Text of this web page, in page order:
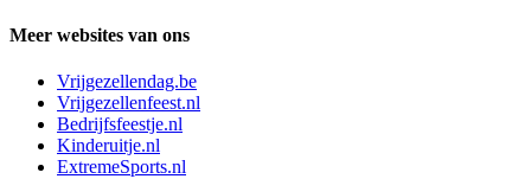
Meer websites van ons
Vrijgezellendag.be
Vrijgezellenfeest.nl
Bedrijfsfeestje.nl
Kinderuitje.nl
ExtremeSports.nl